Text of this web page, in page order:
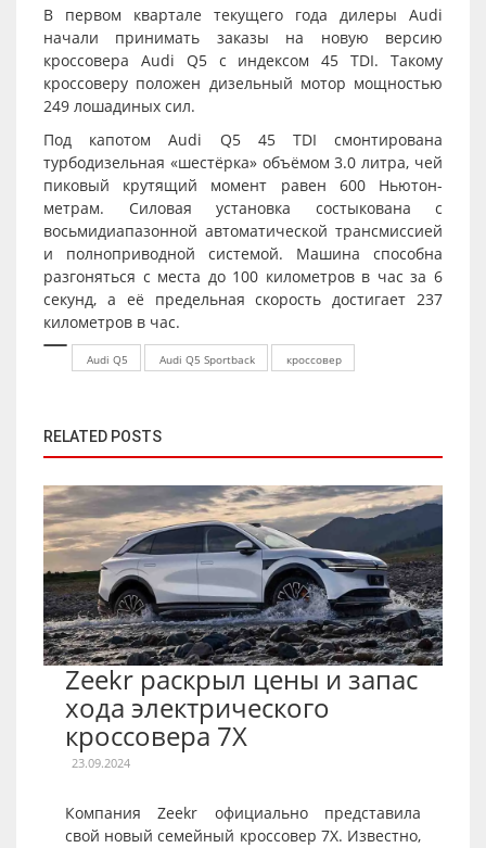
В первом квартале текущего года дилеры Audi
начали принимать заказы на новую версию
кроссовера Audi Q5 с индексом 45 TDI. Такому
кроссоверу положен дизельный мотор мощностью
249 лошадиных сил.
Под капотом Audi Q5 45 TDI смонтирована
турбодизельная «шестёрка» объёмом 3.0 литра, чей
пиковый крутящий момент равен 600 Ньютон-
метрам. Силовая установка состыкована с
восьмидиапазонной автоматической трансмиссией
и полноприводной системой. Машина способна
разгоняться с места до 100 километров в час за 6
секунд, а её предельная скорость достигает 237
километров в час.
Audi Q5 Audi Q5 Sportback кроссовер
RELATED POSTS
Zeekr раскрыл цены и запас
хода электрического
кроссовера 7X
23.09.2024
Компания Zeekr официально представила
свой новый семейный кроссовер 7X. Известно,